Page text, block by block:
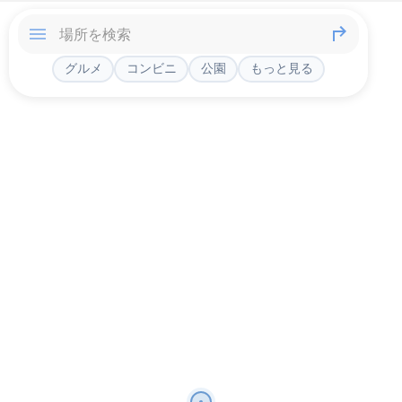
グルメ コンビニ 公園 もっと見る